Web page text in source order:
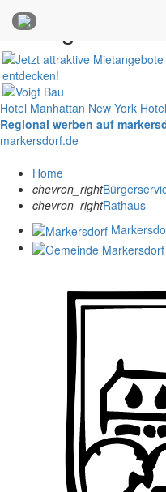
Anzeigen
Hotel Manhattan New York
Regional werben auf
markersdorf.de
Home
chevron_right
chevron_rightRathaus